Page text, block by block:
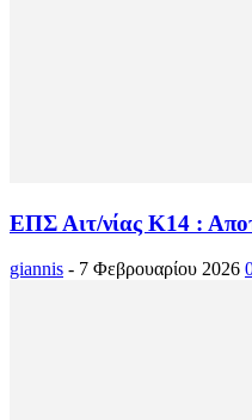
ΕΠΣ Αιτ/νίας Κ14 :
giannis - 7 Φεβρουαρίου 2026